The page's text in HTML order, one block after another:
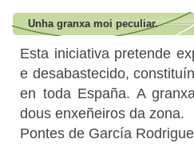
Unha granxa moi peculiar.
Esta iniciativa pretende
e desabastecido,
en toda España. A
dous enxeñeiros da zona.
Pontes de García